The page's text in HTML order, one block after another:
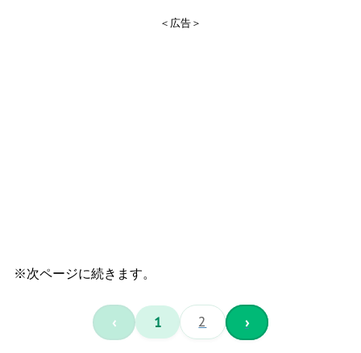
＜広告＞
※次ページに続きます。
‹ 1 2 ›